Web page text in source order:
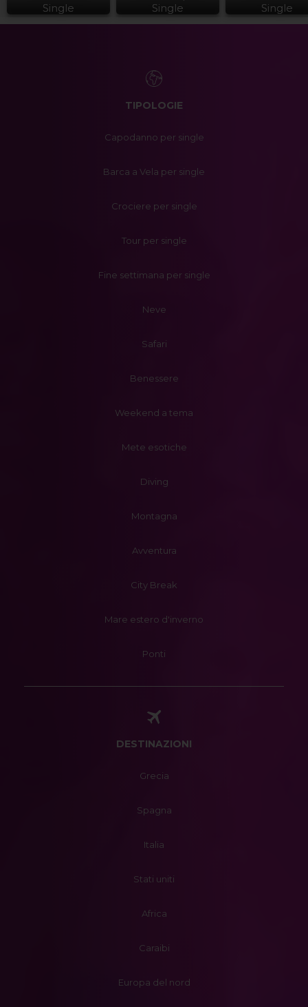
Single
Single
Single
TIPOLOGIE
Capodanno per single
Barca a Vela per single
Crociere per single
Tour per single
Fine settimana per single
Neve
Safari
Benessere
Weekend a tema
Mete esotiche
Diving
Montagna
Avventura
City Break
Mare estero d'inverno
Ponti
DESTINAZIONI
Grecia
Spagna
Italia
Stati uniti
Africa
Caraibi
Europa del nord